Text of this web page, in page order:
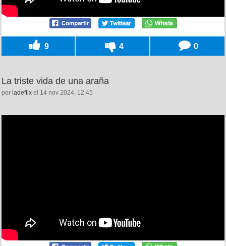
9 4 0
La triste vida de una araña
por ladeflix el 14 nov 2024, 12:45